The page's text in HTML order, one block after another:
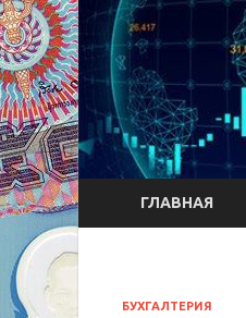
ГЛАВНАЯ
БУХГАЛТЕРИЯ